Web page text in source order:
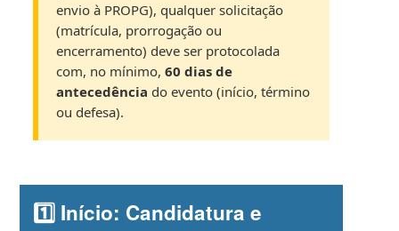
envio à PROPG), qualquer solicitação
(matrícula, prorrogação ou
encerramento) deve ser protocolada
com, no mínimo,60 dias de
antecedência do evento (início, término
ou defesa).
1️⃣ Início: Candidatura e